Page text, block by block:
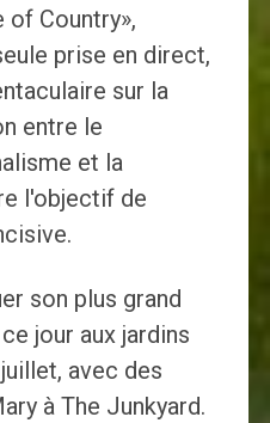
of Country»,
prise en direct,
sur la
entre le
et la
l'objectif de
son plus grand
jour aux jardins
avec des
à The Junkyard.